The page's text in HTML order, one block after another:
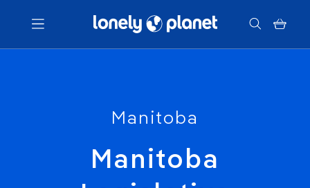
Menu
Votre recherche
Manitoba
Manitoba